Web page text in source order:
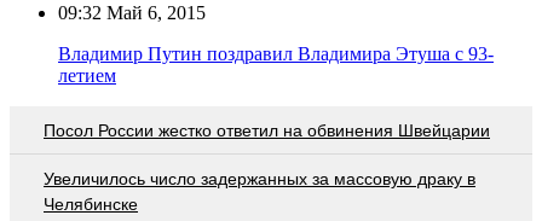
09:32 Май 6, 2015
Владимир Путин поздравил Владимира Этуша с 93-
летием
Посол России жестко ответил на обвинения Швейцарии
Увеличилось число задержанных за массовую драку в
Челябинске